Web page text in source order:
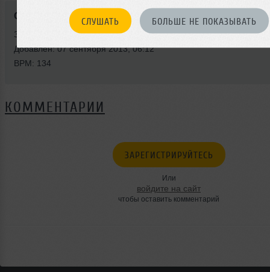
СЛУШАТЬ БОЛЬШЕ НЕ ПОКАЗЫВАТЬ
Стили: Trance ,Progressive Trance
Записан: 06 сентября 2013
Добавлен: 07 сентября 2013, 06:12
BPM: 134
КОММЕНТАРИИ
ЗАРЕГИСТРИРУЙТЕСЬ
Или
войдите на сайт
чтобы оставить комментарий